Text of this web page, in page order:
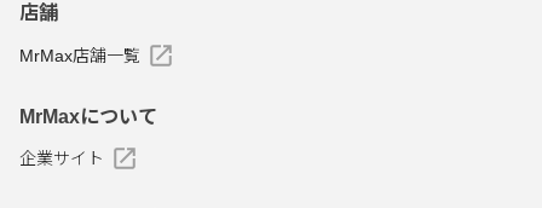
店舗
MrMax店舗一覧
MrMaxについて
企業サイト